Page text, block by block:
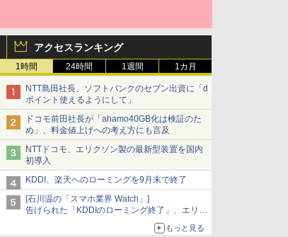
アクセスランキング
1時間 24時間 1週間 1カ月
NTT島田社長、ソフトバンクのセブン出資に「d
ポイント使えるようにして」
ドコモ前田社長が「ahamo40GB化は検証のた
め」、料金値上げへの考え方にも言及
NTTドコモ、エリクソン製の最新型装置を国内
初導入
KDDI、楽天へのローミングを9月末で終了
[石川温の「スマホ業界 Watch」]
告げられた「KDDIのローミング終了」、エリア
マップの落とし穴と楽天モバイルの課題
もっと見る